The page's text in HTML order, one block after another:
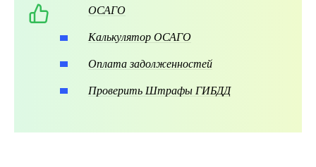
ОСАГО
Калькулятор ОСАГО
Оплата задолженностей
Проверить Штрафы ГИБДД